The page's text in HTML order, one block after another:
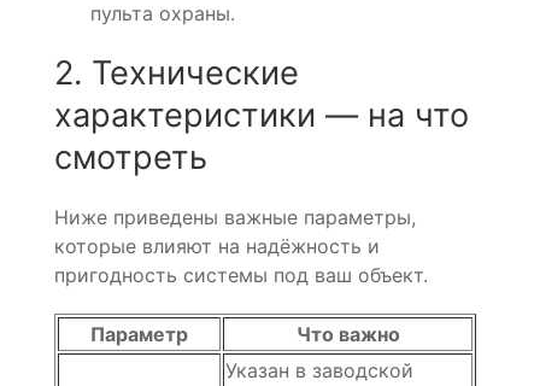
пульта охраны.
2. Технические
характеристики — на что
смотреть
Ниже приведены важные параметры,
которые влияют на надёжность и
пригодность системы под ваш объект.
Параметр Что важно
Указан в заводской